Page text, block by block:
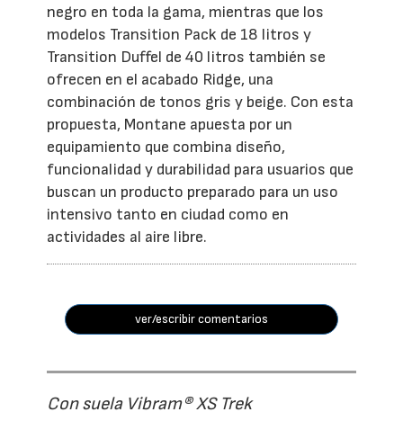
negro en toda la gama, mientras que los
modelos Transition Pack de 18 litros y
Transition Duffel de 40 litros también se
ofrecen en el acabado Ridge, una
combinación de tonos gris y beige. Con esta
propuesta, Montane apuesta por un
equipamiento que combina diseño,
funcionalidad y durabilidad para usuarios que
buscan un producto preparado para un uso
intensivo tanto en ciudad como en
actividades al aire libre.
ver/escribir comentarios
Con suela Vibram® XS Trek